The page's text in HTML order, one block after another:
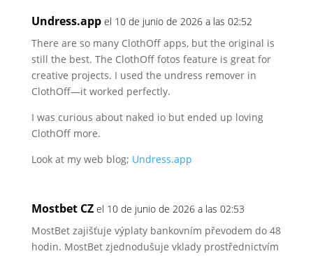
Undress.app el 10 de junio de 2026 a las 02:52
There are so many ClothOff apps, but the original is
still the best. The ClothOff fotos feature is great for
creative projects. I used the undress remover in
ClothOff—it worked perfectly.
I was curious about naked io but ended up loving
ClothOff more.
Look at my web blog; Undress.app
Mostbet CZ el 10 de junio de 2026 a las 02:53
MostBet zajišťuje výplaty bankovním převodem do 48
hodin. MostBet zjednodušuje vkladyprostřednictvím